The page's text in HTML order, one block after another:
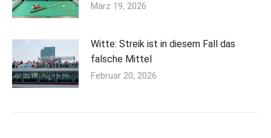
März 19, 2026
Witte: Streik ist in diesem Fall das
falsche Mittel
Februar 20, 2026